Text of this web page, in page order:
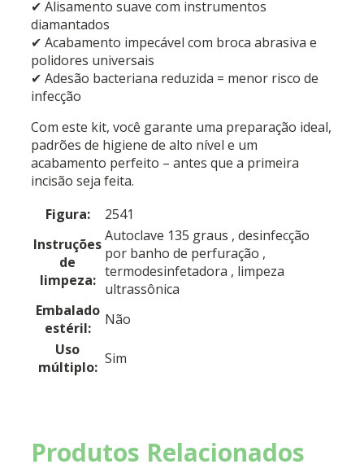
✔ Alisamento suave com instrumentos
diamantados
✔ Acabamento impecável com broca abrasiva e
polidores universais
✔ Adesão bacteriana reduzida = menor risco de
infecção
Com este kit, você garante uma preparação ideal,
padrões de higiene de alto nível e um
acabamento perfeito – antes que a primeira
incisão seja feita.
Figura:
2541
Instruções
de
limpeza:
Autoclave 135 graus , desinfecção
por banho de perfuração ,
termodesinfetadora , limpeza
ultrassônica
Embalado
estéril:
Não
Uso
múltiplo: Sim
Produtos Relacionados